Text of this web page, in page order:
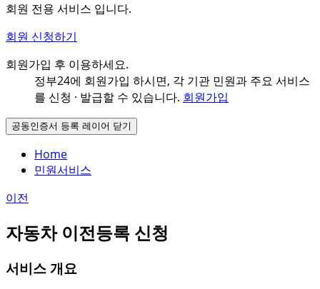
회원 전용 서비스 입니다.
회원 신청하기
회원가입 후 이용하세요.
정부24에 회원가입 하시면, 각 기관 민원과 주요 서비스
를 신청 · 발급할 수 있습니다. 회원가입
공동인증서 등록 레이어 닫기
Home
민원서비스
이전
자동차 이전등록 신청
서비스 개요